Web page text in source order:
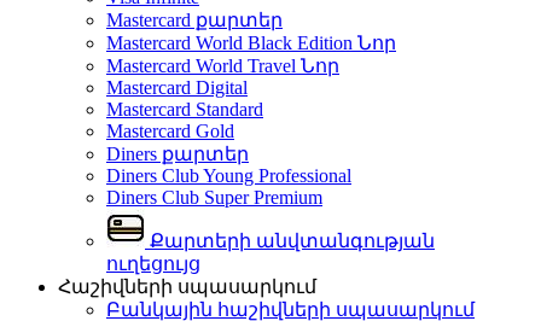
Mastercard քարտեր
Mastercard World Black Edition Նոր
Mastercard World Travel Նոր
Mastercard Digital
Mastercard Standard
Mastercard Gold
Diners քարտեր
Diners Club Young Professional
Diners Club Super Premium
Քարտերի անվտանգության
ուղեցույց
Հաշիվների սպասարկում
Բանկային հաշիվների սպասարկում